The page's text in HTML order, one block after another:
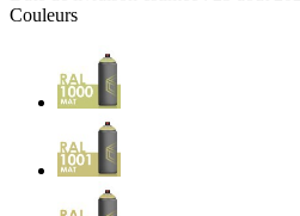
Couleurs